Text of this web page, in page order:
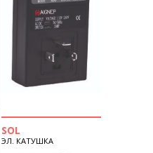
SOL
ЭЛ. КАТУШКА